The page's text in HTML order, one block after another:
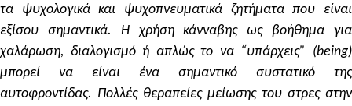
τα ψυχολογικά και ψυχοπνευματικά ζητήματα που είναι
εξίσου σημαντικά. Η χρήση κάνναβης ως βοήθημα για
χαλάρωση, διαλογισμό ή απλώςτο να “υπάρχεις” (being)
μπορεί να είναι ένα σημαντικό συστατικό της
αυτοφροντίδας. Πολλές θεραπείες μείωσης του στρες στην